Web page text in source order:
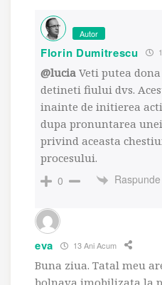
Autor
Florin Dumitrescu
@lucia Veti putea dona
detineti fiului dvs.
inainte de initierea
dupa pronuntarea
privind aceasta
procesului.
0
Raspunde
eva 13 Ani Acum
Buna ziua. Tatal meu